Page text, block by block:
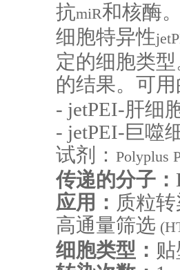
抗miR和核酶
细胞特异性
定的细胞类
的结果。可
- jetPEI-肝细
- jetPEI-巨噬
试剂： Polyplus
传递的分子：
应用： 质粒
高通量筛选
细胞类型：